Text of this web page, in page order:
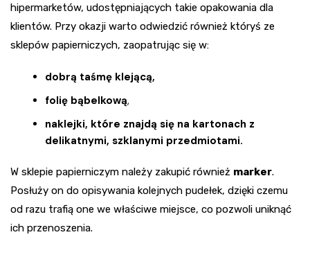
hipermarketów, udostępniających takie opakowania dla
klientów. Przy okazji warto odwiedzić również któryś ze
sklepów papierniczych, zaopatrując się w:
dobrą taśmę klejącą,
folię bąbelkową,
naklejki, które znajdą się na kartonach z
delikatnymi, szklanymi przedmiotami.
W sklepie papierniczym należy zakupić również marker.
Posłuży on do opisywania kolejnych pudełek, dzięki czemu
od razu trafią one we właściwe miejsce, co pozwoli uniknąć
ich przenoszenia.